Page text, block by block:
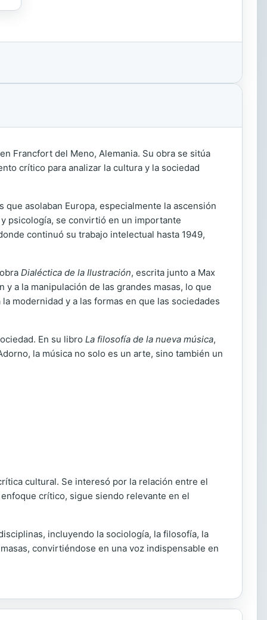
Francfort del Meno, Alemania. Su obra se sitúa
crítico para analizar la cultura y la sociedad
asolaban Europa, especialmente la ascensión
psicología, se convirtió en un importante
continuó su trabajo intelectual hasta 1949,
Dialéctica de la Ilustración, escrita junto a Max
a la manipulación de las grandes masas, lo que
modernidad y a las formas en que las sociedades
En su libro La filosofía de la nueva música,
la música no solo es un arte, sino también un
cultural. Se interesó por la relación entre el
crítico, sigue siendo relevante en el
incluyendo la sociología, la filosofía, la
convirtiéndose en una voz indispensable en